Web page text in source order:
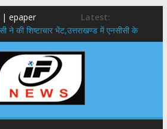
| epaper
Latest:
ने की शिष्टाचार भेंट,उत्तराखण्ड में एनसीसी के
के विकास पर हुई महत्वपूर्ण चर्चा
को 60% तक सब्सिडी, गंगा एक्सप्रेसवे का
निकली BJYM की भव्य कांवड़ यात्रा; तेजस्वी
के कल्याण की कामना
मुख्य सचिव मानसून-एसईओसी से मुख्य सचिव ने
को शीघ्र खोला जाए, लोगों को न हो दिक्कत